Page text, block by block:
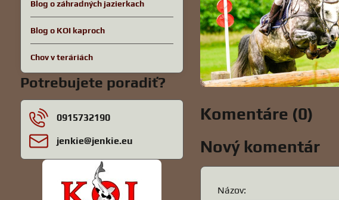
Komentáre (0)
Nový komentár
Názov:
Blog o záhradných jazierkach
Blog o KOI kaproch
Chov v teráriách
Potrebujete poradiť?
0915732190
jenkie​@jenkie​.eu